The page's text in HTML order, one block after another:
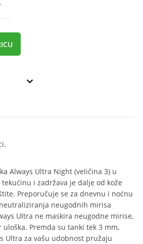
Always Ultra Night (veličina 3) u
i zadržava je dalje od kože
Preporučuje se za dnevnu i noćnu
neugodnih mirisa
Ultra ne maskira neugodne mirise,
Premda su tanki tek 3 mm,
Ultra za vašu udobnost pružaju